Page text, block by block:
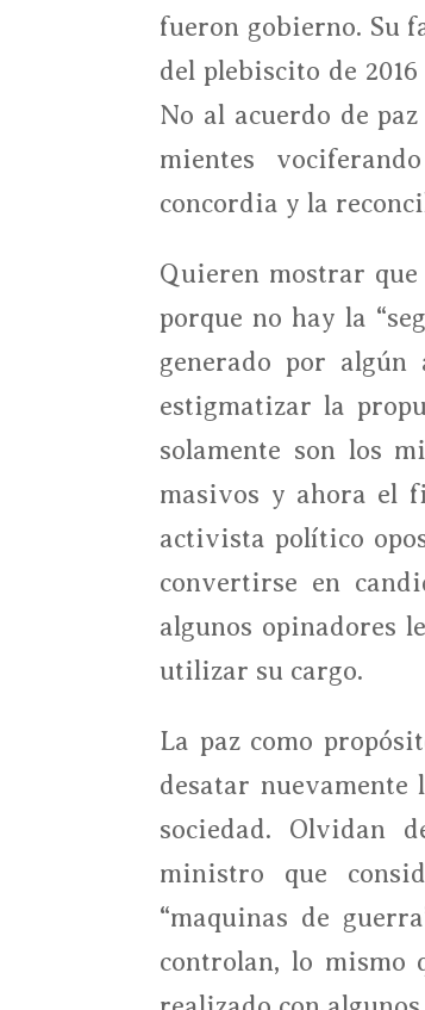
fueron gobierno. Su
del plebiscito de
No al acuerdo de
mientes
concordia y la
Quieren mostrar
porque no hay la
generado por
estigmatizar la
solamente son los
masivos y ahora el
activista político
convertirse en
algunos opinadores
utilizar su cargo.
La paz como
desatar nuevamente
sociedad. Olvidan
ministro que
“maquinas de
controlan, lo mismo